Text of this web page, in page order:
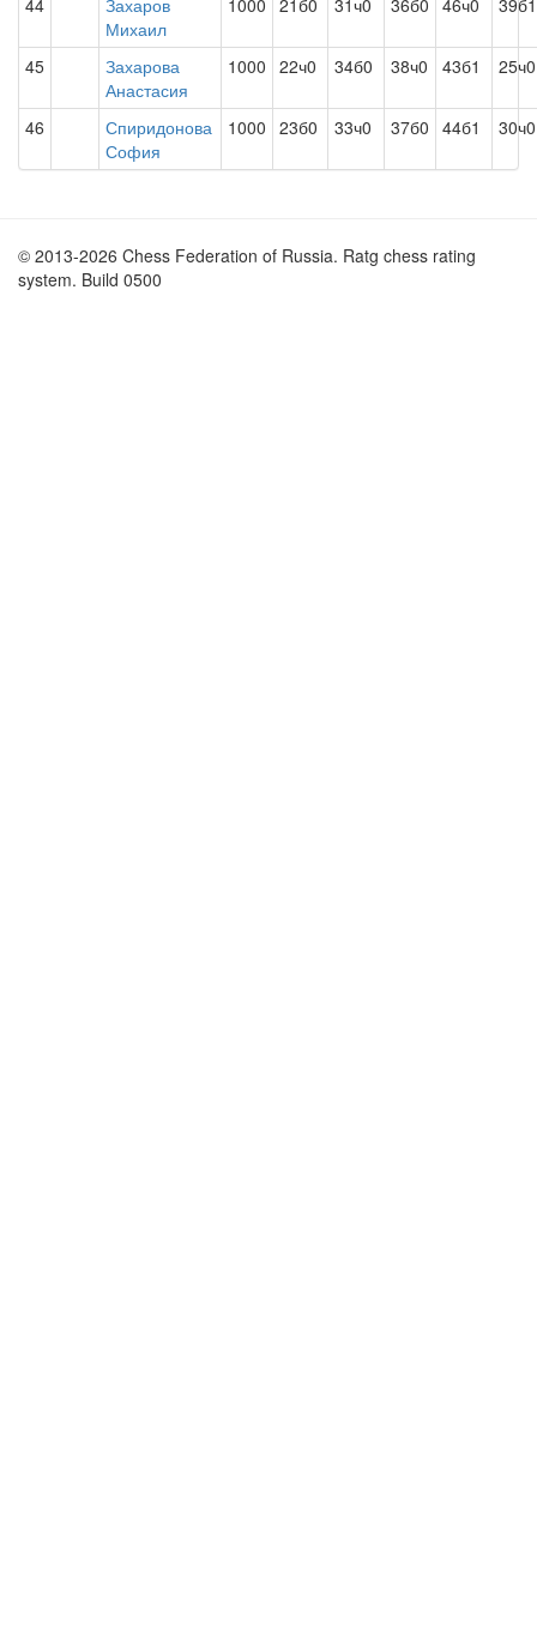
44
Захаров
Михаил
1000 21б0 31ч0 36б0 46ч0 39б1
45
Захарова
Анастасия
1000 22ч0 34б0 38ч0 43б1 25ч0
46
Спиридонова
София
1000 23б0 33ч0 37б0 44б1 30ч0
© 2013-2026 Chess Federation of Russia. Ratg chess rating
system. Build 0500